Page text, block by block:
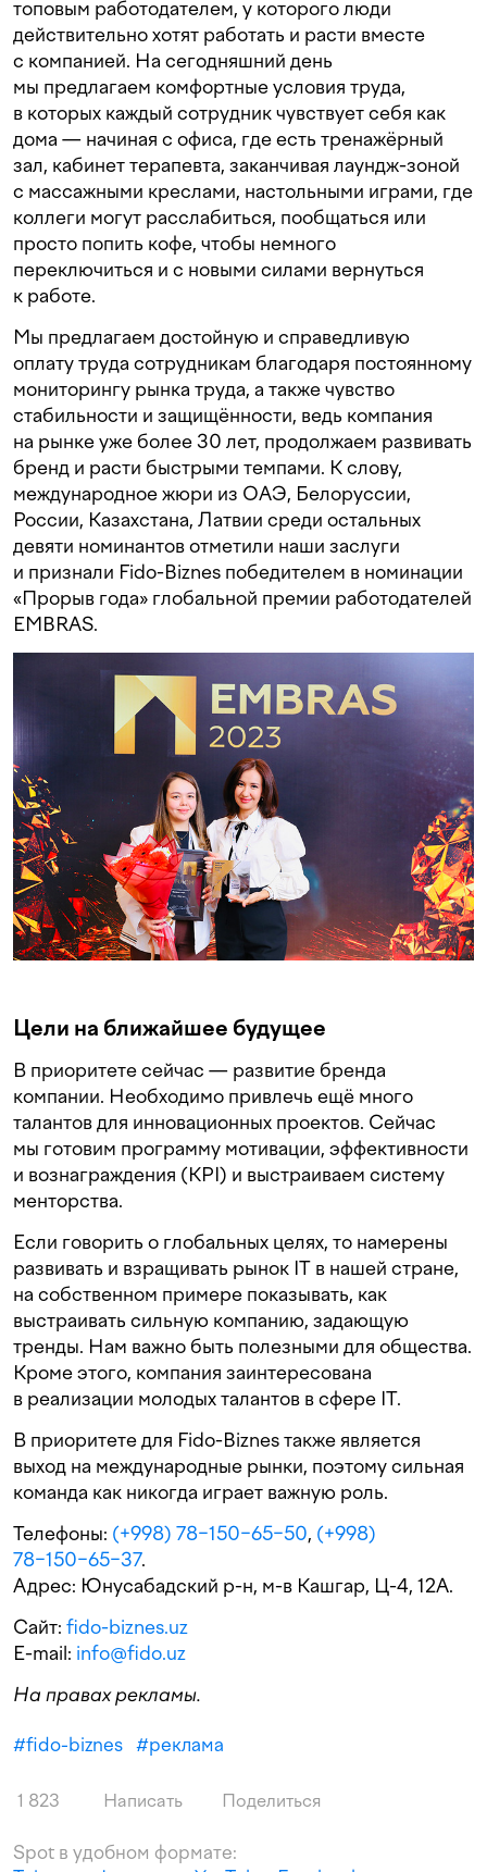
топовым работодателем, у которого люди
действительно хотят работать и расти вместе
с компанией. На сегодняшний день
мы предлагаем комфортные условия труда,
в которых каждый сотрудник чувствует себя как
дома — начиная с офиса, где есть тренажёрный
зал, кабинет терапевта, заканчивая лаундж-зоной
с массажными креслами, настольными играми, где
коллеги могут расслабиться, пообщаться или
просто попить кофе, чтобы немного
переключиться и с новыми силами вернуться
к работе.
Мы предлагаем достойную и справедливую
оплату труда сотрудникам благодаря постоянному
мониторингу рынка труда, а также чувство
стабильности и защищённости, ведь компания
на рынке уже более 30 лет, продолжаем развивать
бренд и расти быстрыми темпами. К слову,
международное жюри из ОАЭ, Белоруссии,
России, Казахстана, Латвии среди остальных
девяти номинантов отметили наши заслуги
и признали Fido-Biznes победителем в номинации
«Прорыв года» глобальной премии работодателей
EMBRAS.
Цели на ближайшее будущее
В приоритете сейчас — развитие бренда
компании. Необходимо привлечь ещё много
талантов для инновационных проектов. Сейчас
мы готовим программу мотивации, эффективности
и вознаграждения (KPI) и выстраиваем систему
менторства.
Если говорить о глобальных целях, то намерены
развивать и взращивать рынок IT в нашей стране,
на собственном примере показывать, как
выстраивать сильную компанию, задающую
тренды. Нам важно быть полезными для общества.
Кроме этого, компания заинтересована
в реализации молодых талантов в сфере IT.
В приоритете для Fido-Biznes также является
выход на международные рынки, поэтому сильная
команда как никогда играет важную роль.
Телефоны: (+998) 78−150−65−50, (+998)
78−150−65−37.
Адрес: Юнусабадский р-н, м-в Кашгар, Ц-4, 12А.
Сайт: fido-biznes.uz
E-mail: info@fido.uz
На правах рекламы.
#fido-biznes #реклама
1 823 Написать Поделиться
Spot в удобном формате: